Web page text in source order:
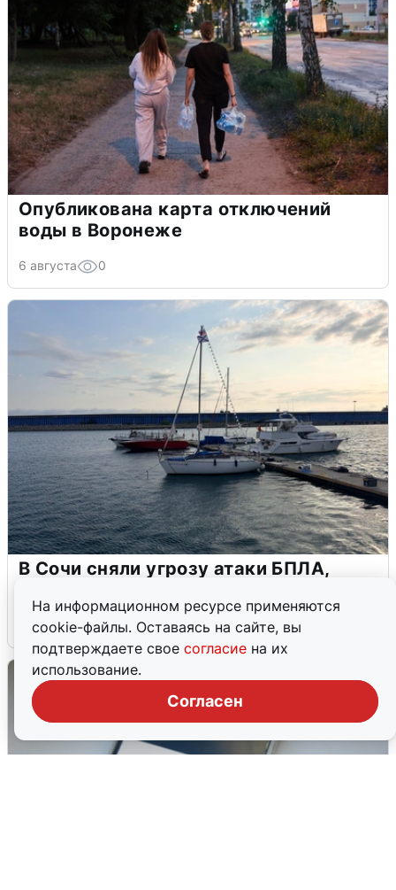
На информационном ресурсе применяются
cookie-файлы. Оставаясь на сайте, вы
подтверждаете свое согласие на их
использование.
Согласен
Опубликована карта отключений
воды в Воронеже
6 августа 0
В Сочи сняли угрозу атаки БПЛА,
6 августа 0